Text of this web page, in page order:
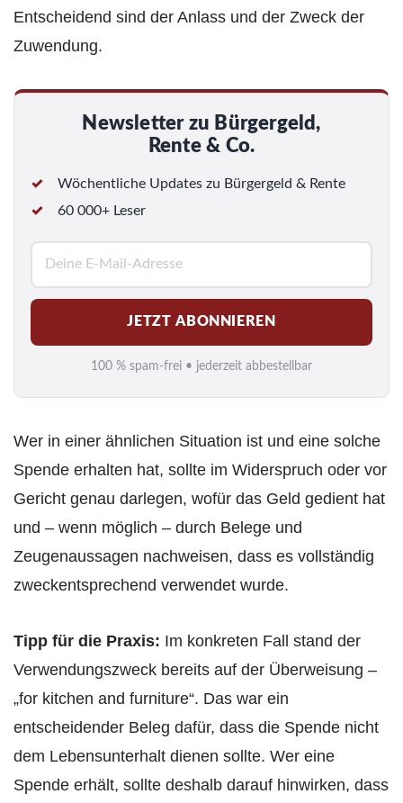
Entscheidend sind der Anlass und der Zweck der
Zuwendung.
Newsletter zu Bürgergeld,
Rente & Co.
Wöchentliche Updates zu Bürgergeld & Rente
60 000+ Leser
M
a
i
l
*
JETZT ABONNIEREN
100 % spam-frei • jederzeit abbestellbar
Wer in einer ähnlichen Situation ist und eine solche
Spende erhalten hat, sollte im Widerspruch oder vor
Gericht genau darlegen, wofür das Geld gedient hat
und – wenn möglich – durch Belege und
Zeugenaussagen nachweisen, dass es vollständig
zweckentsprechend verwendet wurde.
Tipp für die Praxis: Im konkreten Fall stand der
Verwendungszweck bereits auf der Überweisung –
„for kitchen and furniture“. Das war ein
entscheidender Beleg dafür, dass die Spende nicht
dem Lebensunterhalt dienen sollte. Wer eine
Spende erhält, sollte deshalb darauf hinwirken, dass